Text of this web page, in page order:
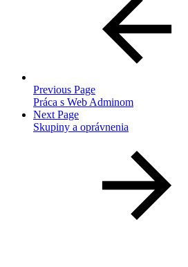
Previous Page
Práca s Web Adminom
Next Page
Skupiny a oprávnenia